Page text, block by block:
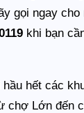
gọi ngay cho
khi bạn
hết các
chợ Lớn đến